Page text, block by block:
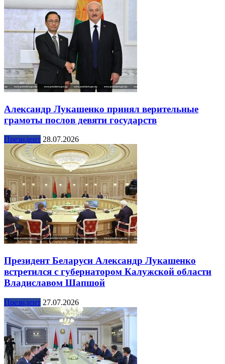
Александр Лукашенко принял верительные
грамоты послов девяти государств
Президент 28.07.2026
Президент Беларуси Александр Лукашенко
встретился с губернатором Калужской области
Владиславом Шапшой
Президент 27.07.2026